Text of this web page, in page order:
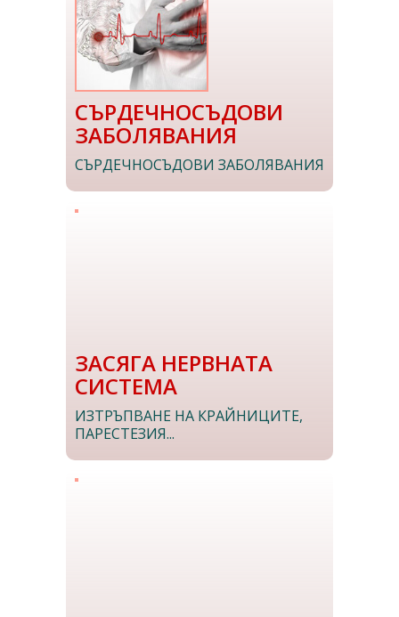
СЪРДЕЧНОСЪДОВИ
ЗАБОЛЯВАНИЯ
СЪРДЕЧНОСЪДОВИ ЗАБОЛЯВАНИЯ
ЗАСЯГА НЕРВНАТА
СИСТЕМА
ИЗТРЪПВАНЕ НА КРАЙНИЦИТЕ,
ПАРЕСТЕЗИЯ...